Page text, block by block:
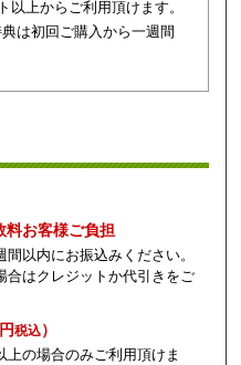
以上からご利用頂けます。
は初回ご購入から一週間
お客様ご負担
以内にお振込みください。
はクレジットか代引きをご
税込）
の場合のみご利用頂けま